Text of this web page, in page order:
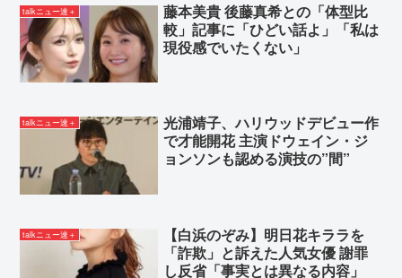
talkニュー速＋
藤本美貴 後藤真希との「体型比
較」記事に「ひどい話よ」「私は
現役感でいたくない」
talkニュー速＋
光浦靖子、ハリウッドデビュー作
で才能開花 主演ドウェイン・ジ
ョンソンも認める演技の”間”
talkニュー速＋
【白浜のぞみ】明日花キララを
「詐欺」と訴えた人気女優 謝罪
し反省「事実とは異なる内容」